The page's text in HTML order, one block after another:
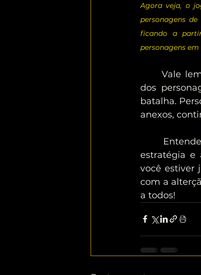
Agora veja, o
personagens
ficando a
personagens
dos
batalha.
anexos,
estratégia e
você estiver
com a
a todos!